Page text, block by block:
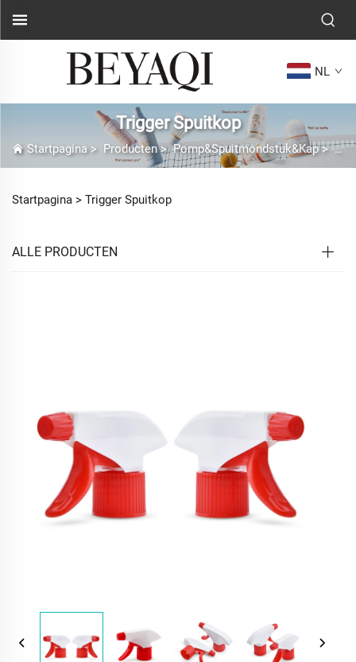
NL
Trigger Spuitkop
Startpagina> Producten>Pomp&Spuitmondstuk&Kap>
Startpagina > Trigger Spuitkop
ALLE PRODUCTEN